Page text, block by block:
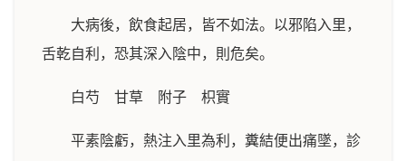
大病後，飲食起居，皆不如法。以邪陷入里，
舌乾自利，恐其深入陰中，則危矣。
白芍 甘草 附子 枳實
平素陰虧，熱注入里為利，糞結便出痛墜，診